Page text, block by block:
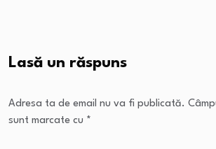
Lasă un răspuns
Adresa ta de email nu va fi publicată.
sunt marcate cu *